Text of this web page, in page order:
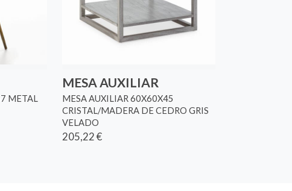
METAL
MESA AUXILIAR
MESA AUXILIAR 60X60X45
CRISTAL/MADERA DE CEDRO GRIS
VELADO
205,22 €